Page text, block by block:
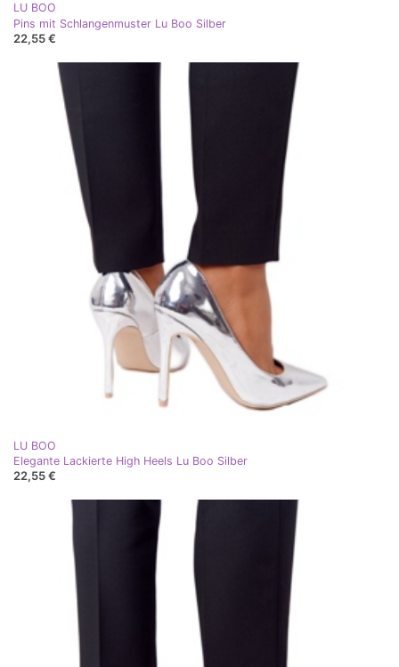
LU BOO
Pins mit Schlangenmuster Lu Boo Silber
22,55 €
LU BOO
Elegante Lackierte High Heels Lu Boo Silber
22,55 €